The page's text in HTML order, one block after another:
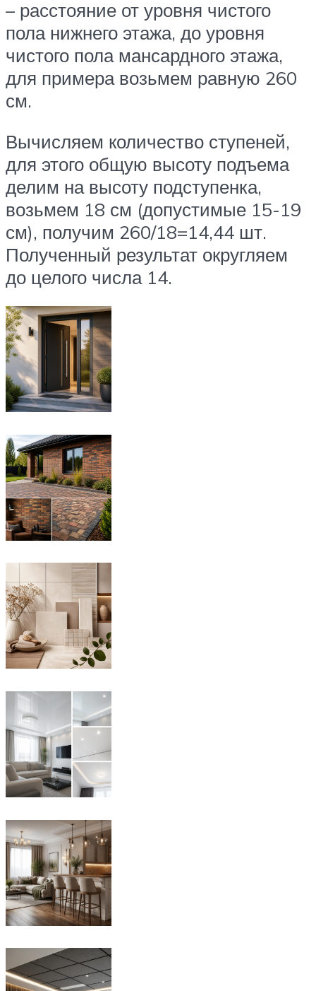
– расстояние от уровня чистого
пола нижнего этажа, до уровня
чистого пола мансардного этажа,
для примера возьмем равную 260
см.
Вычисляем количество ступеней,
для этого общую высоту подъема
делим на высоту подступенка,
возьмем 18 см (допустимые 15-19
см), получим 260/18=14,44 шт.
Полученный результат округляем
до целого числа 14.